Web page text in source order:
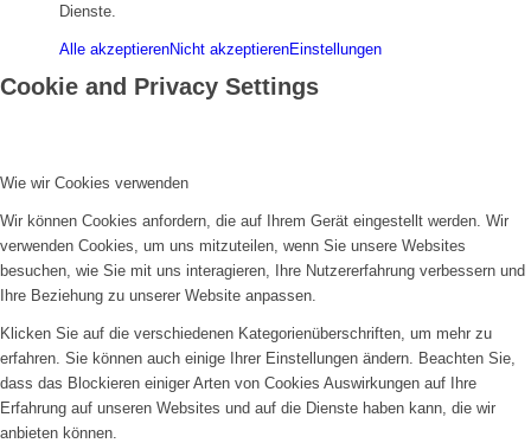
Dienste.
Alle akzeptierenNicht akzeptierenEinstellungen
Cookie and Privacy Settings
Wie wir Cookies verwenden
Wir können Cookies anfordern, die auf Ihrem Gerät eingestellt werden. Wir
verwenden Cookies, um uns mitzuteilen, wenn Sie unsere Websites
besuchen, wie Sie mit uns interagieren, Ihre Nutzererfahrung verbessern und
Ihre Beziehung zu unserer Website anpassen.
Klicken Sie auf die verschiedenen Kategorienüberschriften, um mehr zu
erfahren. Sie können auch einige Ihrer Einstellungen ändern. Beachten Sie,
dass das Blockieren einiger Arten von Cookies Auswirkungen auf Ihre
Erfahrung auf unseren Websites und auf die Dienste haben kann, die wir
anbieten können.